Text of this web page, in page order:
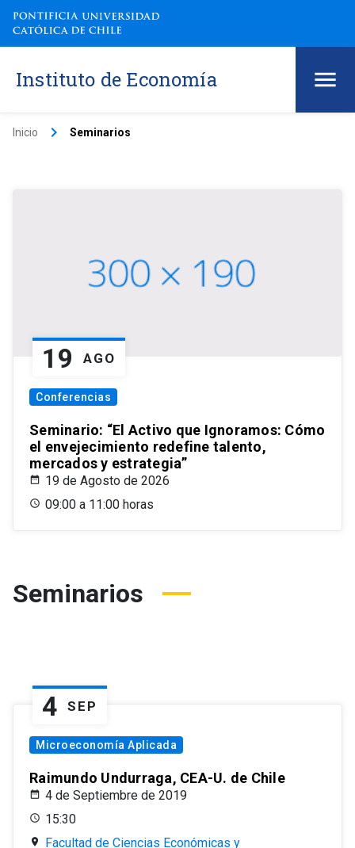
Instituto de Economía
Inicio keyboard_arrow_right Seminarios
19 AGO
Conferencias
Seminario: “El Activo que Ignoramos: Cómo
el envejecimiento redefine talento,
mercados y estrategia”
19 de Agosto de 2026
09:00 a 11:00 horas
Seminarios
4 SEP
Microeconomía Aplicada
Raimundo Undurraga, CEA-U. de Chile
4 de Septiembre de 2019
15:30
Facultad de Ciencias Económicas y